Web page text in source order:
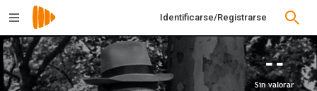
Identificarse/Registrarse
--
Sin valorar